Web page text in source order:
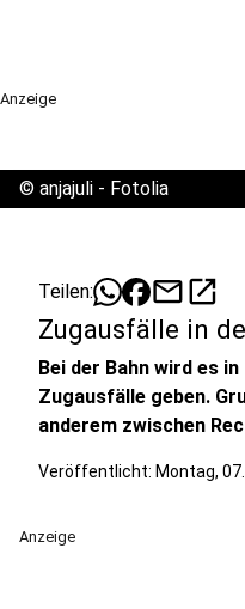
Anzeige
© anjajuli - Fotolia
Teilen: mailopen_in_new
Zugausfälle in
Bei der Bahn wird es
Zugausfälle geben.
anderem zwischen
Veröffentlicht: Montag,
Anzeige